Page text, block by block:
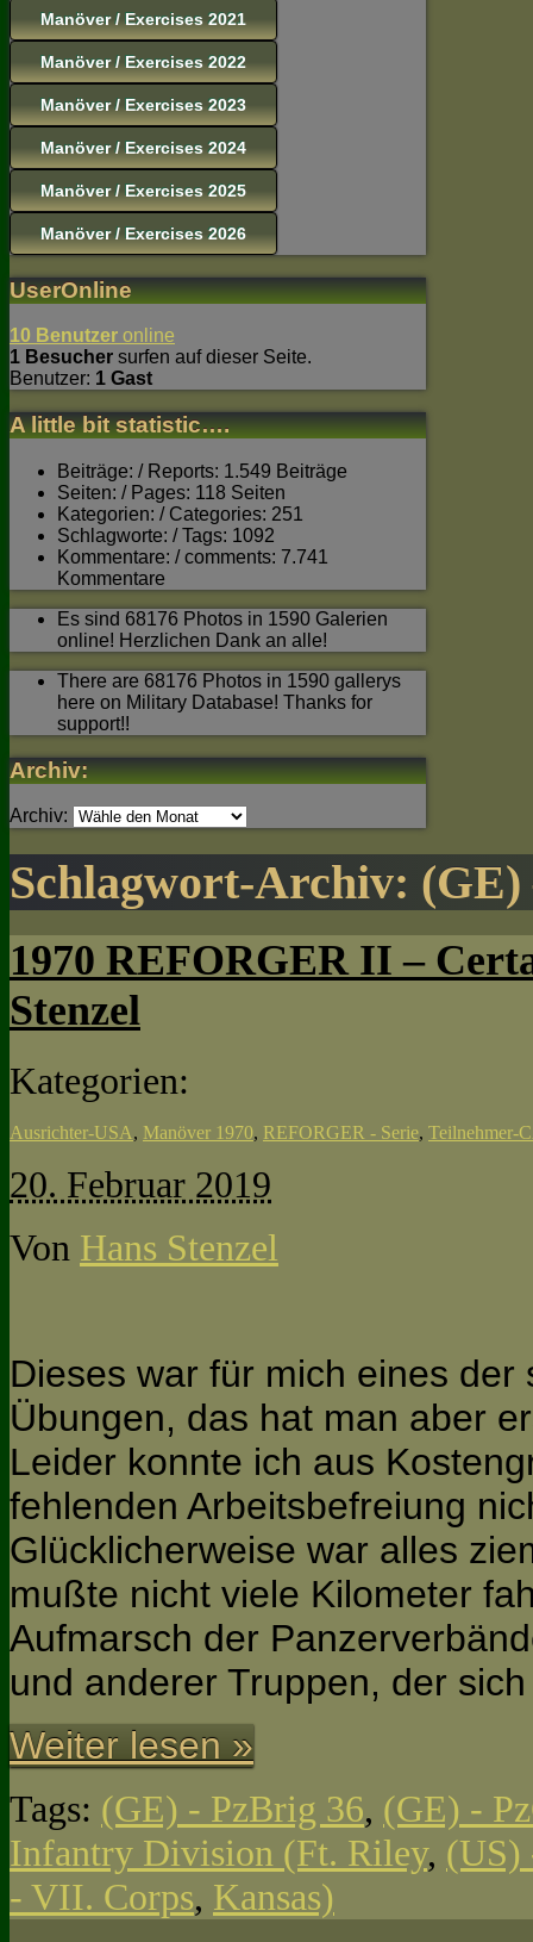
Manöver / Exercises 2021
Manöver / Exercises 2022
Manöver / Exercises 2023
Manöver / Exercises 2024
Manöver / Exercises 2025
Manöver / Exercises 2026
UserOnline
10 Benutzer online
1 Besucher surfen auf dieser Seite.
Benutzer: 1 Gast
A little bit statistic….
Beiträge: / Reports: 1.549 Beiträge
Seiten: / Pages: 118 Seiten
Kategorien: / Categories: 251
Schlagworte: / Tags: 1092
Kommentare: / comments: 7.741
Kommentare
Es sind 68176 Photos in 1590 Galerien
online! Herzlichen Dank an alle!
There are 68176 Photos in 1590 gallerys
here on Military Database! Thanks for
support!!
Archiv:
Archiv:
Schlagwort-Archiv: (GE)
1970 REFORGER II –
Stenzel
Kategorien:
Ausrichter-USA, Manöver 1970, REFORGER - Serie, Teilnehmer-
20. Februar 2019
Von Hans Stenzel
Dieses war für mich eines der
Übungen, das hat man aber
Leider konnte ich aus
fehlenden Arbeitsbefreiung
Glücklicherweise war alles
mußte nicht viele Kilometer
Aufmarsch der
und anderer Truppen, der
Weiter lesen »
Tags: (GE) - PzBrig 36, (GE) -
Infantry Division (Ft. Riley, (US)
- VII. Corps, Kansas)